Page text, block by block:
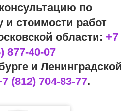
по
и стоимости работ
области: +7
877-40-07
и Ленинградской
(812) 704-83-77.